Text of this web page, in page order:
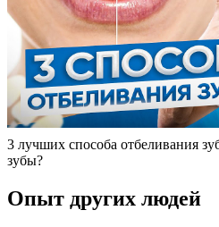
3 лучших способа отбеливания
зубы?
Опыт других людей